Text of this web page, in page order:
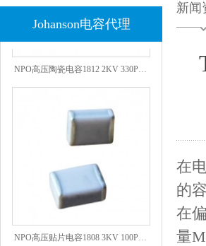
Johanson电容代理
NPO高压陶瓷电容1812 2KV 330PF 5%精度
NPO高压贴片电容1808 3KV 100PF J
新闻
在
的
在
量